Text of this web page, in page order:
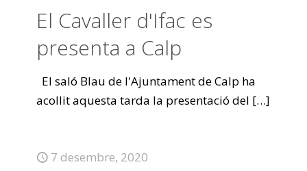
El Cavaller d'Ifac es
presenta a Calp
El saló Blau de l'Ajuntament de Calp ha
acollit aquesta tarda la presentació del […]
7 desembre, 2020